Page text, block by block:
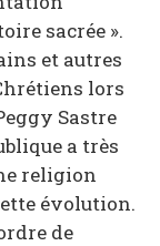
sacrée ».
et autres
lors
Sastre
a très
religion
évolution.
de